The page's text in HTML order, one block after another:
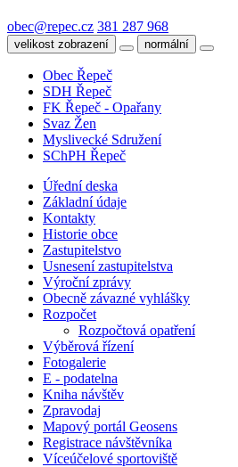
obec@repec.cz 381 287 968
velikost zobrazení normální
Obec Řepeč
SDH Řepeč
FK Řepeč - Opařany
Svaz Žen
Myslivecké Sdružení
SChPH Řepeč
Úřední deska
Základní údaje
Kontakty
Historie obce
Zastupitelstvo
Usnesení zastupitelstva
Výroční zprávy
Obecně závazné vyhlášky
Rozpočet
Rozpočtová opatření
Výběrová řízení
Fotogalerie
E - podatelna
Kniha návštěv
Zpravodaj
Mapový portál Geosens
Registrace návštěvníka
Víceúčelové sportoviště